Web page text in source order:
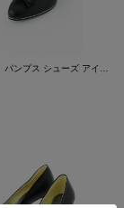
秋月律子 モデル パンプス シューズ アイドルマスター プラチナスターズ